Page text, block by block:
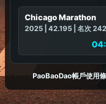
Chicago Marathon
2025 | 42.195 | 名次
PaoBaoDao帳戶使用